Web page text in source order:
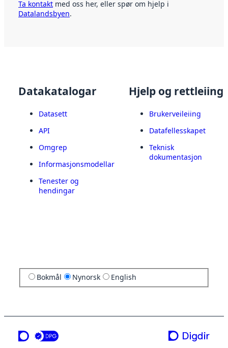
Ta kontakt med oss her, eller spør om hjelp i
Datalandsbyen.
Datakatalogar
Datasett
API
Omgrep
Informasjonsmodellar
Tenester og
hendingar
Hjelp og rettleiing
Brukerveileiing
Datafellesskapet
Teknisk
dokumentasjon
Bokmål Nynorsk English